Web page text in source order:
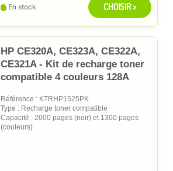
En stock CHOISIR >
HP CE320A, CE323A, CE322A,
CE321A - Kit de recharge toner
compatible 4 couleurs 128A
Référence : KTRHP1525PK
Type : Recharge toner compatible
Capacité : 2000 pages (noir) et 1300 pages
(couleurs)